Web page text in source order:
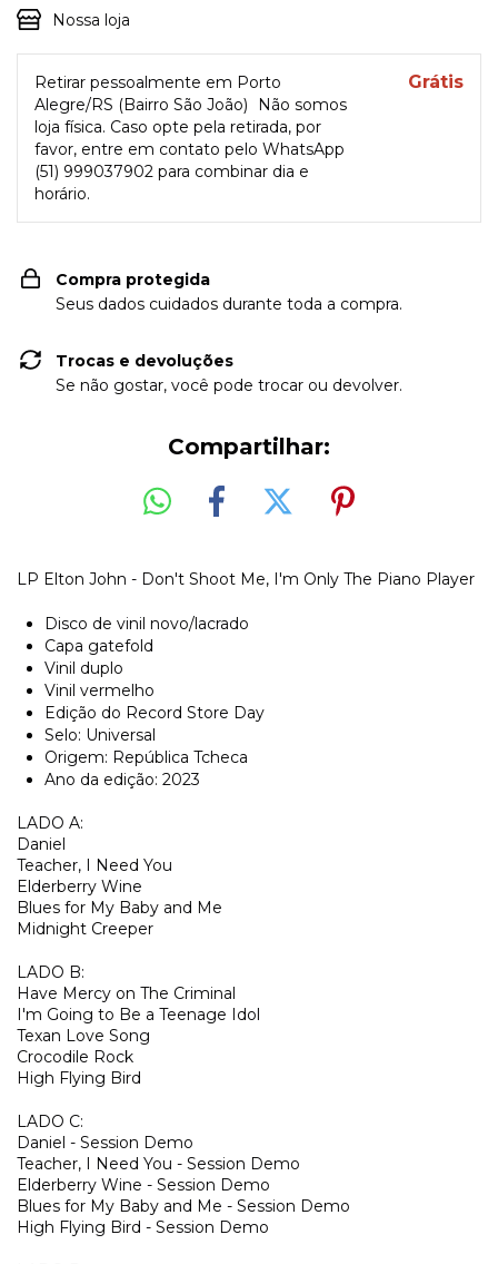
Nossa loja
Retirar pessoalmente em Porto
Alegre/RS (Bairro São João)
Não somos
loja física. Caso opte pela retirada, por
favor, entre em contato pelo WhatsApp
(51) 999037902 para combinar dia e
horário.
Grátis
Compra protegida
Seus dados cuidados durante toda a compra.
Trocas e devoluções
Se não gostar, você pode trocar ou devolver.
Compartilhar:
LP Elton John - Don't Shoot Me, I'm Only The Piano Player
Disco de vinil novo/lacrado
Capa gatefold
Vinil duplo
Vinil vermelho
Edição do Record Store Day
Selo: Universal
Origem: República Tcheca
Ano da edição: 2023
LADO A:
Daniel
Teacher, I Need You
Elderberry Wine
Blues for My Baby and Me
Midnight Creeper
LADO B:
Have Mercy on The Criminal
I'm Going to Be a Teenage Idol
Texan Love Song
Crocodile Rock
High Flying Bird
LADO C:
Daniel - Session Demo
Teacher, I Need You - Session Demo
Elderberry Wine - Session Demo
Blues for My Baby and Me - Session Demo
High Flying Bird - Session Demo